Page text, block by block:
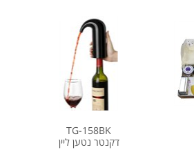
TG-158BK
דקנטר נטען ליין